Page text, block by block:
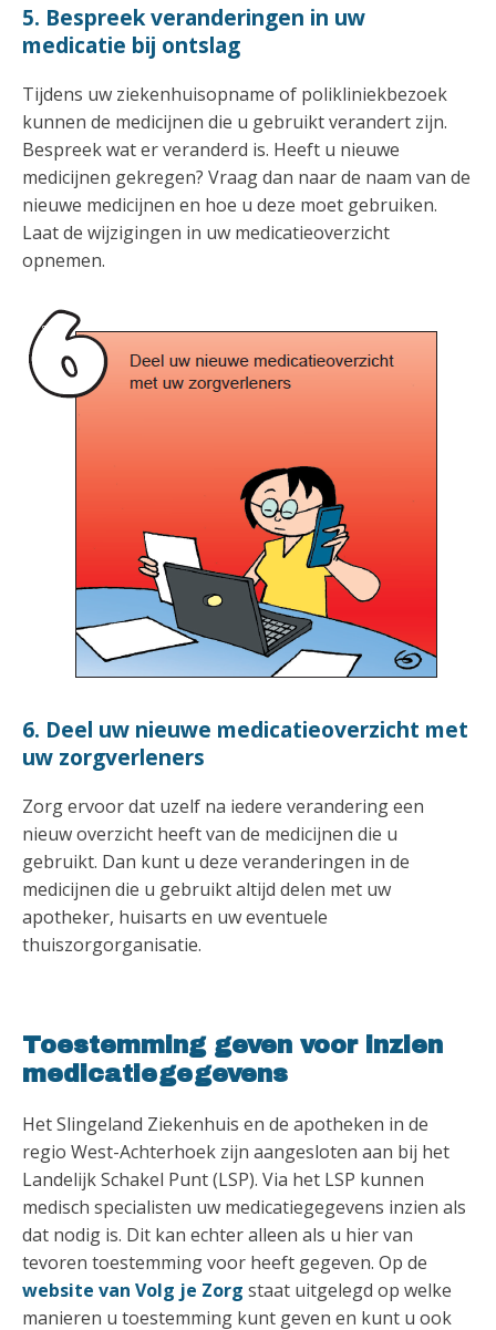
5. Bespreek veranderingen in uw
medicatie bij ontslag
Tijdens uw ziekenhuisopname of polikliniekbezoek
kunnen de medicijnen die u gebruikt verandert zijn.
Bespreek wat er veranderd is. Heeft u nieuwe
medicijnen gekregen? Vraag dan naar de naam van de
nieuwe medicijnen en hoe u deze moet gebruiken.
Laat de wijzigingen in uw medicatieoverzicht
opnemen.
6. Deel uw nieuwe medicatieoverzicht met
uw zorgverleners
Zorg ervoor dat uzelf na iedere verandering een
nieuw overzicht heeft van de medicijnen die u
gebruikt. Dan kunt u deze veranderingen in de
medicijnen die u gebruikt altijd delen met uw
apotheker, huisarts en uw eventuele
thuiszorgorganisatie.
Toestemming geven voor inzien
medicatiegegevens
Het Slingeland Ziekenhuis en de apotheken in de
regio West-Achterhoek zijn aangesloten aan bij het
Landelijk Schakel Punt (LSP). Via het LSP kunnen
medisch specialisten uw medicatiegegevens inzien als
dat nodig is. Dit kan echter alleen als u hier van
tevoren toestemming voor heeft gegeven. Op de
website van Volg je Zorg staat uitgelegd op welke
manieren u toestemming kunt geven en kunt u ook